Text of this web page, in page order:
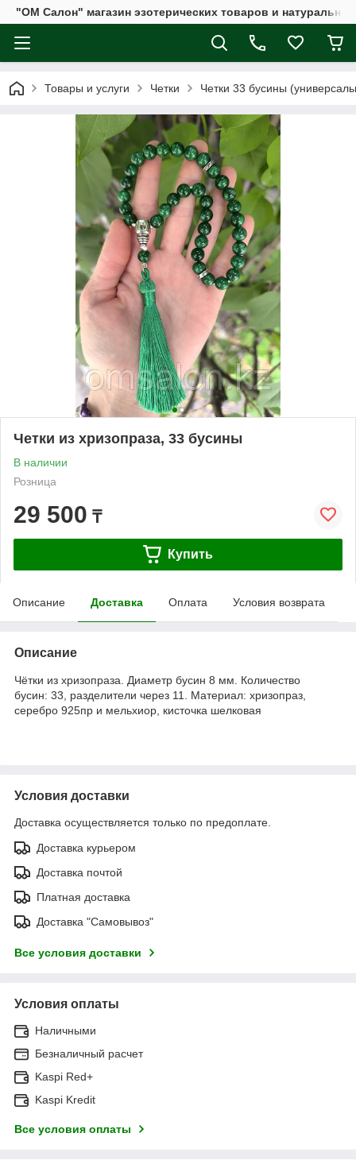
"ОМ Салон" магазин эзотерических товаров и
Товары и услуги Четки Четки 33 бусины
Четки из хризопраза, 33 бусины
В наличии
Розница
29 500 ₸
Купить
Описание Доставка Оплата Условия возврата
Описание
Чётки из хризопраза. Диаметр бусин 8 мм. Количество
бусин: 33, разделители через 11. Материал: хризопраз,
серебро 925пр и мельхиор, кисточка шелковая
Условия доставки
Доставка осуществляется только по предоплате.
Доставка курьером
Доставка почтой
Платная доставка
Доставка "Самовывоз"
Все условия доставки
Условия оплаты
Наличными
Безналичный расчет
Kaspi Red+
Kaspi Kredit
Все условия оплаты